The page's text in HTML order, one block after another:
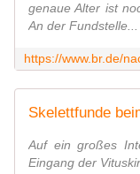
genaue Alter ist
An der Fundstelle...
Auf ein großes
Eingang der